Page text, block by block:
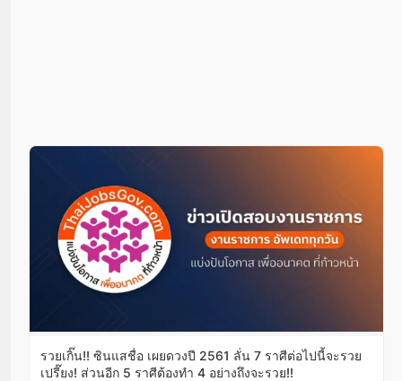
รวยเกิ๊น!! ซินแสชื่อ เผยดวงปี 2561 ลั่น 7 ราศีต่อไปนี้จะรวย
เปรี๊ยง! ส่วนอีก 5 ราศีต้องทำ 4 อย่างถึงจะรวย!!